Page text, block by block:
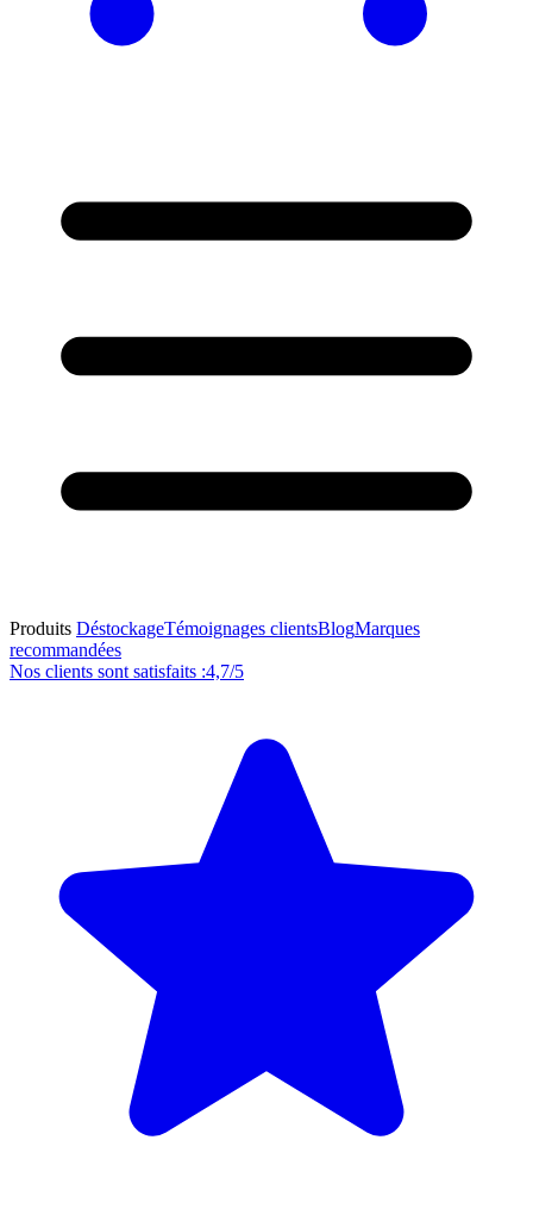
Produits DéstockageTémoignages clientsBlogMarques
recommandées
Nos clients sont satisfaits :4,7/5